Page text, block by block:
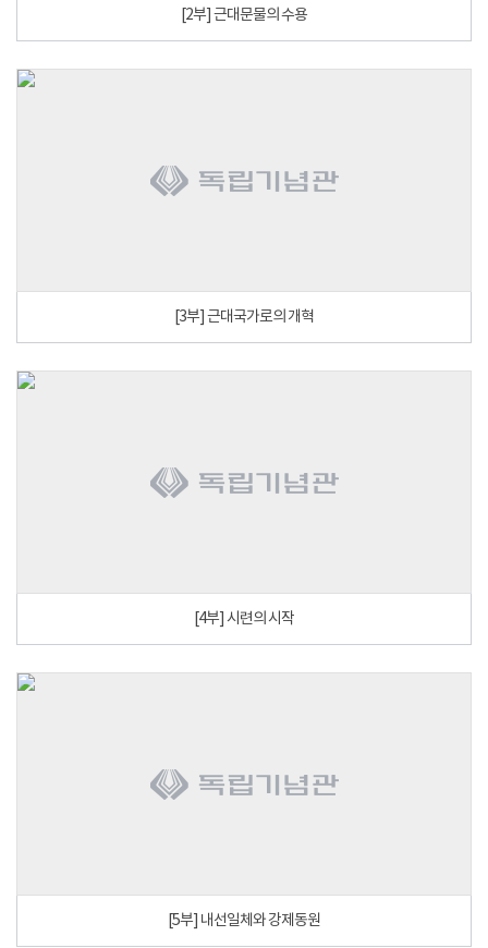
[2부] 근대문물의 수용
[3부] 근대국가로의 개혁
[4부] 시련의 시작
[5부] 내선일체와 강제동원